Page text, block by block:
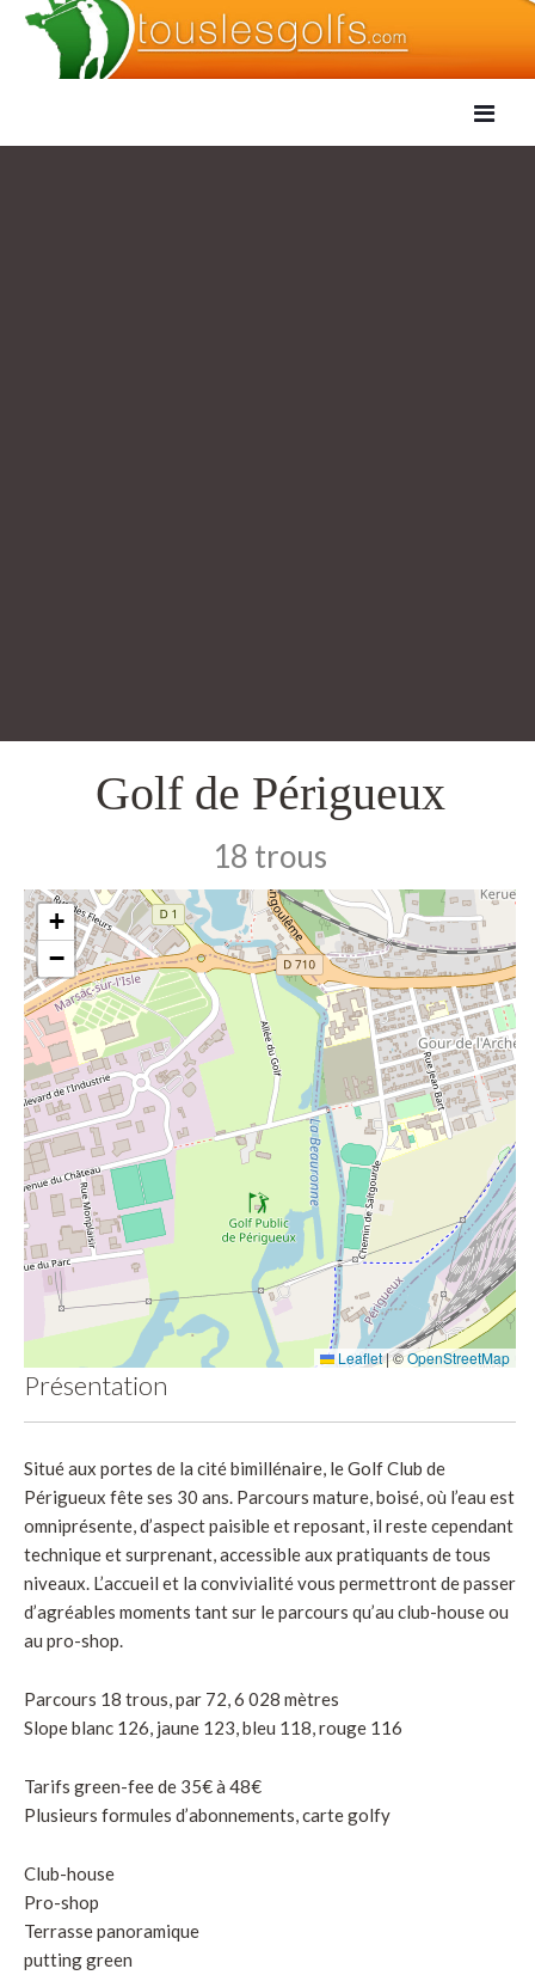
Golf de Périgueux
18 trous
+
−
Leaflet|©OpenStreetMap
Présentation
Situé aux portes de la cité bimillénaire, le Golf Club de
Périgueux fête ses 30 ans. Parcours mature, boisé, où l’eau est
omniprésente, d’aspect paisible et reposant, il reste cependant
technique et surprenant, accessible aux pratiquants de tous
niveaux. L’accueil et la convivialité vous permettront de passer
d’agréables moments tant sur le parcours qu’au club-house ou
au pro-shop.
Parcours 18 trous, par 72, 6 028 mètres
Slope blanc 126, jaune 123, bleu 118, rouge 116
Tarifs green-fee de 35€ à 48€
Plusieurs formules d’abonnements, carte golfy
Club-house
Pro-shop
Terrasse panoramique
putting green